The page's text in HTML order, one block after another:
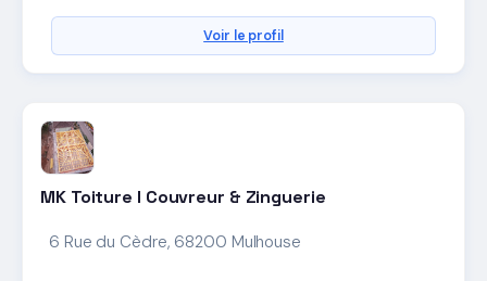
Voir le profil
MK Toiture l Couvreur & Zinguerie
6 Rue du Cèdre, 68200 Mulhouse